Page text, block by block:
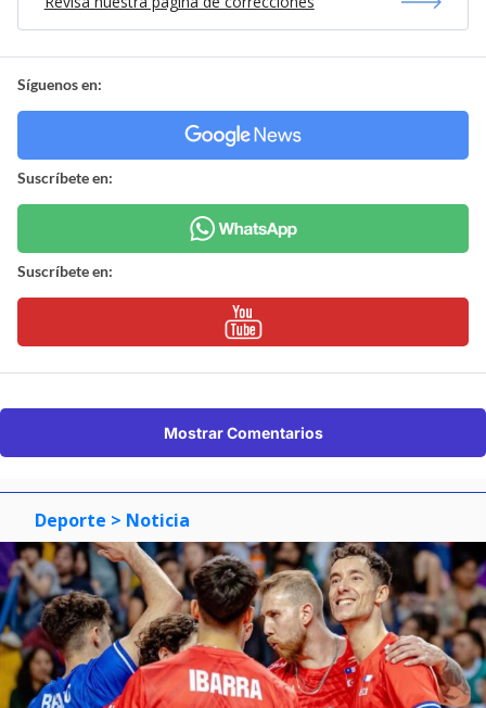
Síguenos en:
Suscríbete en:
Suscríbete en:
Mostrar Comentarios
Deporte > Noticia